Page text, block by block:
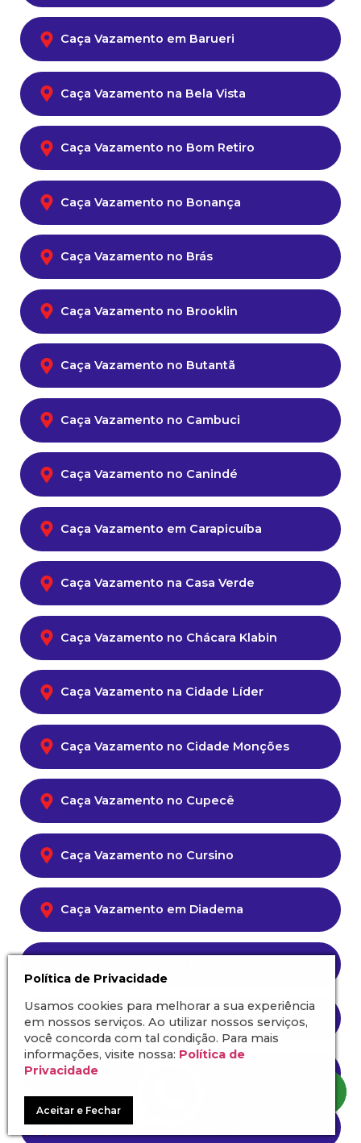
Caça Vazamento em Barueri
Caça Vazamento na Bela Vista
Caça Vazamento no Bom Retiro
Caça Vazamento no Bonança
Caça Vazamento no Brás
Caça Vazamento no Brooklin
Caça Vazamento no Butantã
Caça Vazamento no Cambuci
Caça Vazamento no Canindé
Caça Vazamento em Carapicuíba
Caça Vazamento na Casa Verde
Caça Vazamento no Chácara Klabin
Caça Vazamento na Cidade Líder
Caça Vazamento no Cidade Monções
Caça Vazamento no Cupecê
Caça Vazamento no Cursino
Caça Vazamento em Diadema
Caça Vazamento na Freguesia do Ó
Caça Vazamento no Granja Viana
Caça Vazamento em Higienópolis
Política de Privacidade
Usamos cookies para melhorar a sua experiência
em nossos serviços. Ao utilizar nossos serviços,
você concorda com tal condição. Para mais
informações, visite nossa: Política de
Privacidade
Aceitar e Fechar